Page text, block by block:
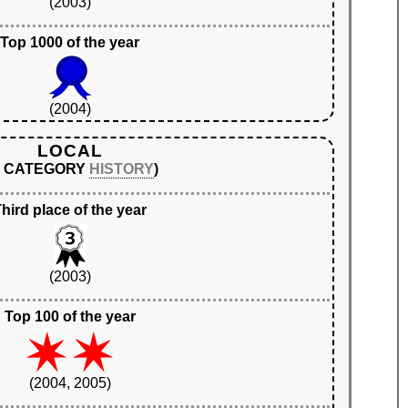
Top 1000 of the year
(2004)
LOCAL
CATEGORY HISTORY)
place of the year
(2003)
Top 100 of the year
(2004, 2005)